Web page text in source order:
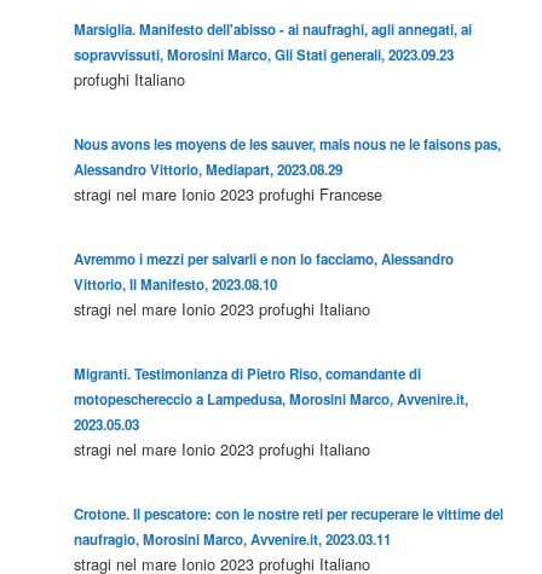
Marsiglia. Manifesto dell'abisso - ai naufraghi, agli annegati, ai
sopravvissuti, Morosini Marco, Gli Stati generali, 2023.09.23
profughi Italiano
Nous avons les moyens de les sauver, mais nous ne le faisons pas,
Alessandro Vittorio, Mediapart, 2023.08.29
stragi nel mare Ionio 2023 profughi Francese
Avremmo i mezzi per salvarli e non lo facciamo, Alessandro
Vittorio, Il Manifesto, 2023.08.10
stragi nel mare Ionio 2023 profughi Italiano
Migranti. Testimonianza di Pietro Riso, comandante di
motopeschereccio a Lampedusa, Morosini Marco, Avvenire.it,
2023.05.03
stragi nel mare Ionio 2023 profughi Italiano
Crotone. Il pescatore: con le nostre reti per recuperare le vittime del
naufragio, Morosini Marco, Avvenire.it, 2023.03.11
stragi nel mare Ionio 2023 profughi Italiano